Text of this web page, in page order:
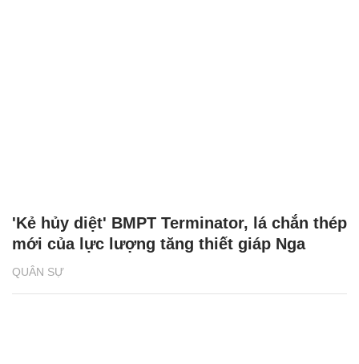
QUÂN SỰ
'Kẻ hủy diệt' BMPT Terminator, lá chắn thép
mới của lực lượng tăng thiết giáp Nga